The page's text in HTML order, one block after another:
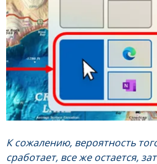
К сожалению, вероятность
сработает, все же остается,